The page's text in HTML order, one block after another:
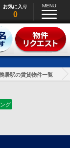
お気に入り
0
居駅の賃貸物件一覧
グ